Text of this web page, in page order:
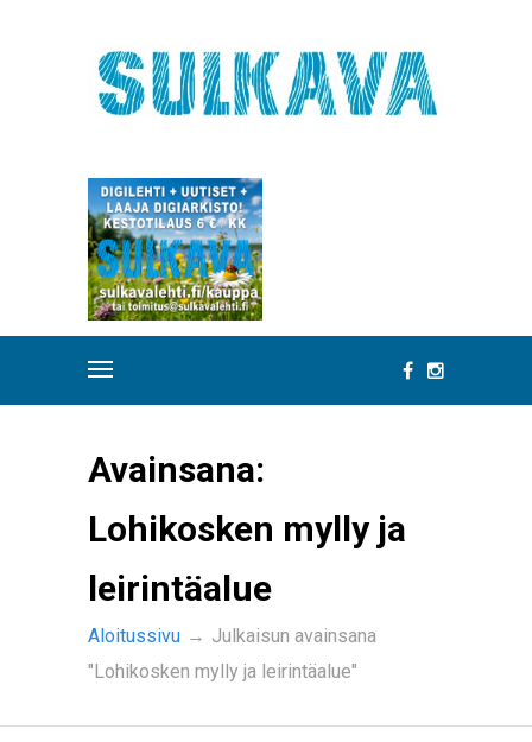
Avainsana:
Lohikosken mylly ja
leirintäalue
Aloitussivu → Julkaisun avainsana
"Lohikosken mylly ja leirintäalue"